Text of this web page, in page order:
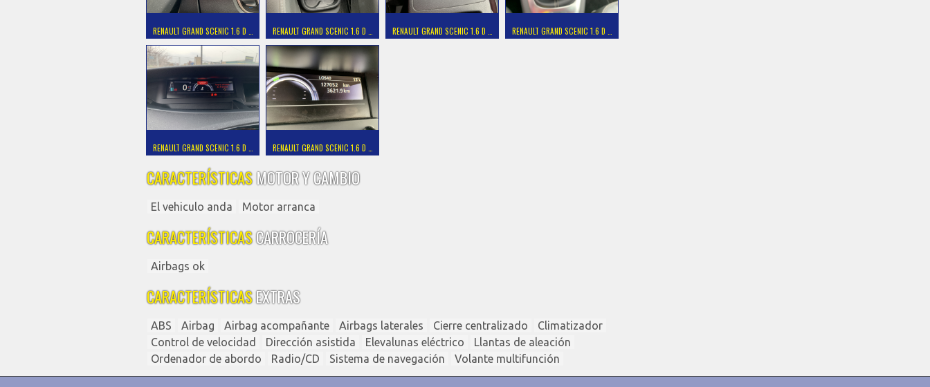
RENAULT GRAND SCENIC 1.6 D … RENAULT GRAND SCENIC 1.6 D … RENAULT GRAND SCENIC 1.6 D … RENAULT GRAND SCENIC 1.6 D …
RENAULT GRAND SCENIC 1.6 D … RENAULT GRAND SCENIC 1.6 D …
CARACTERÍSTICASMOTOR Y CAMBIO
El vehiculo anda Motor arranca
CARACTERÍSTICASCARROCERÍA
Airbags ok
CARACTERÍSTICASEXTRAS
ABS Airbag Airbag acompañante Airbags laterales Cierre centralizado
Climatizador
Control de velocidad
Dirección asistida Elevalunas eléctrico
Llantas de aleación
Ordenador de abordo
Radio/CD Sistema de navegación Volante multifunción